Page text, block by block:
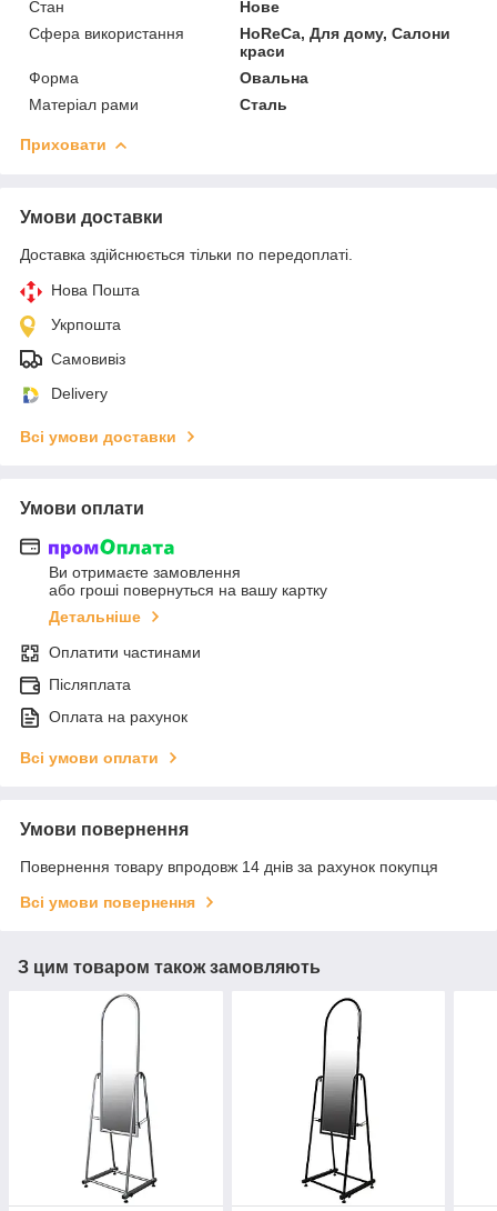
Стан
Нове
Сфера використання
HoReCa, Для дому, Салони
краси
Форма
Овальна
Матеріал рами
Сталь
Приховати
Умови доставки
Доставка здійснюється тільки по передоплаті.
Нова Пошта
Укрпошта
Самовивіз
Delivery
Всі умови доставки
Умови оплати
Ви отримаєте замовлення
або гроші повернуться на вашу картку
Детальніше
Оплатити частинами
Післяплата
Оплата на рахунок
Всі умови оплати
Умови повернення
Повернення товару впродовж 14 днів за рахунок покупця
Всі умови повернення
З цим товаром також замовляють